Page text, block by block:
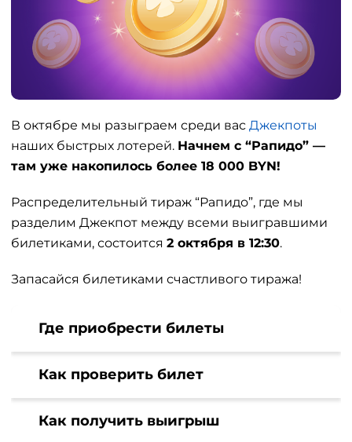
В октябре мы разыграем среди вас Джекпоты
наших быстрых лотерей. Начнем с “Рапидо” —
там уже накопилось более 18 000 BYN!
Распределительный тираж “Рапидо”, где мы
разделим Джекпот между всеми выигравшими
билетиками, состоится 2 октября в 12:30.
Запасайся билетиками счастливого тиража!
Где приобрести билеты
Как проверить билет
Как получить выигрыш